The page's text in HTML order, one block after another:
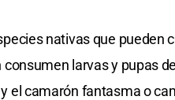
nativas que pueden
larvas y pupas
el camarón fantasma o